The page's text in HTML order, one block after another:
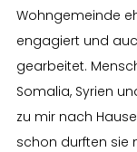
Wohngemeinde
engagiert und
gearbeitet.
Somalia, Syrien
zu mir nach
schon durften sie